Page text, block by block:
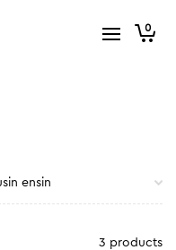
0
3 products